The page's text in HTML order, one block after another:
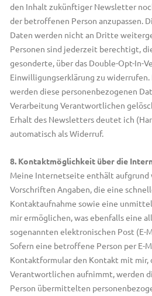
den Inhalt zukünftiger Newsletter
der betroffenen Person anzupassen.
Daten werden nicht an Dritte
Personen sind jederzeit berechtigt,
gesonderte, über das Double-Opt-In-
Einwilligungserklärung zu
werden diese personenbezogenen
Verarbeitung Verantwortlichen
Erhalt des Newsletters deutet ich
automatisch als Widerruf.
8. Kontaktmöglichkeit über die
Meine Internetseite enthält aufgrund
Vorschriften Angaben, die eine
Kontaktaufnahme sowie eine
mir ermöglichen, was ebenfalls eine
sogenannten elektronischen Post (E-
Sofern eine betroffene Person per E-
Kontaktformular den Kontakt mit mir,
Verantwortlichen aufnimmt, werden
Person übermittelten